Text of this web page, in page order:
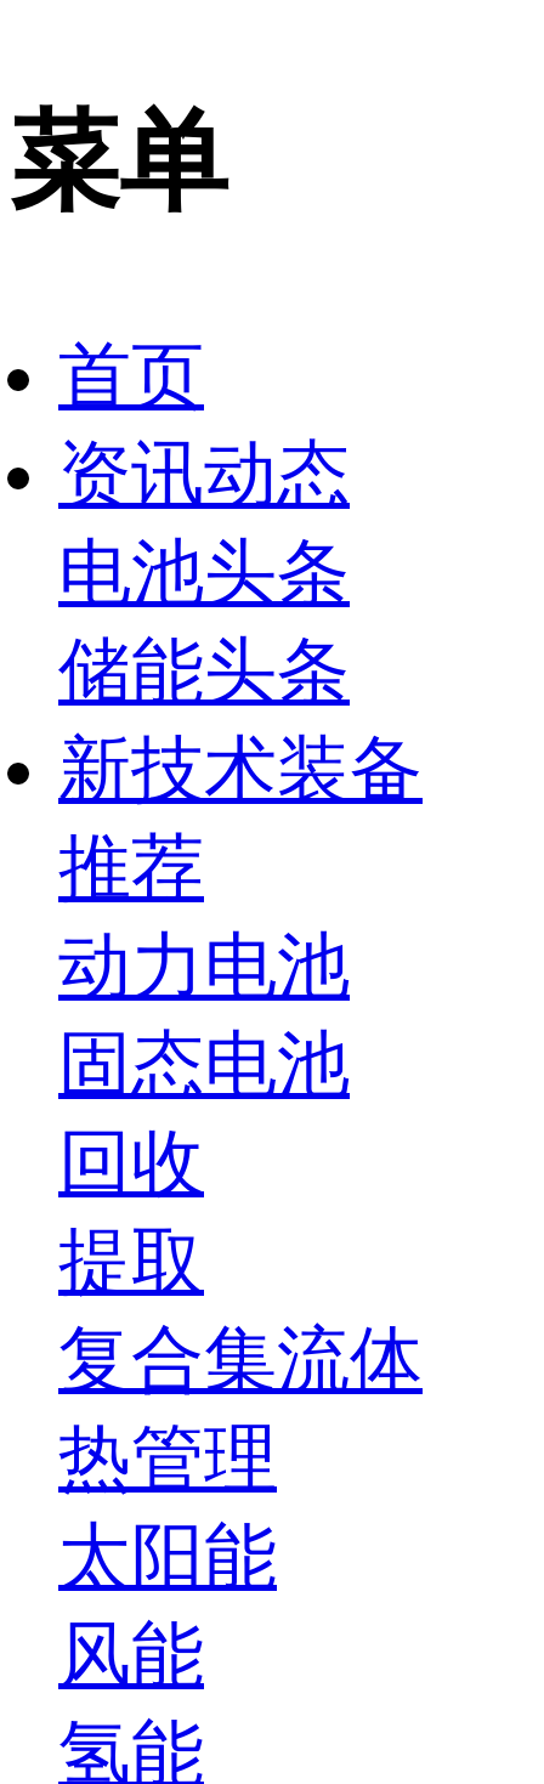
菜单
首页
资讯动态
电池头条
储能头条
新技术装备
推荐
动力电池
固态电池
回收
提取
复合集流体
热管理
太阳能
风能
氢能